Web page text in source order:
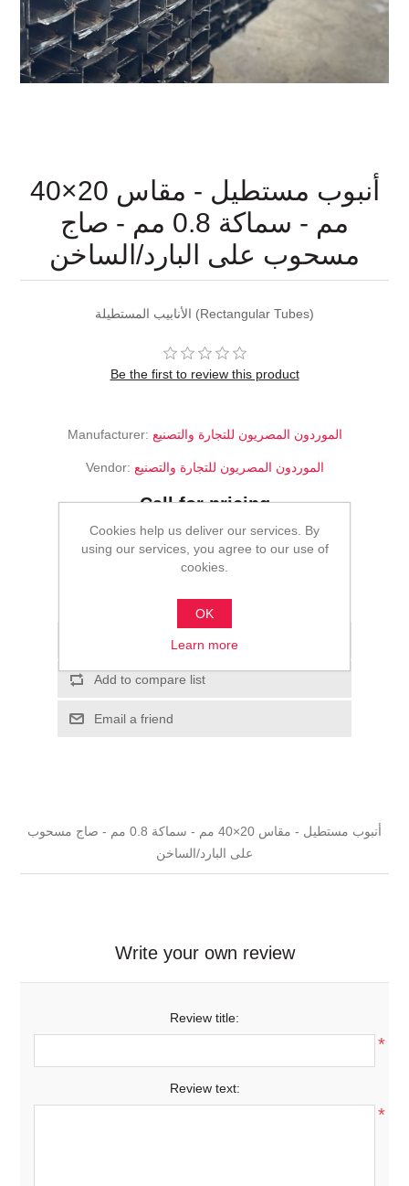
أنبوب مستطيل - مقاس 20×40
مم - سماكة 0.8 مم - صاج
مسحوب على البارد/الساخن
الأنابيب المستطيلة (Rectangular Tubes)
Be the first to review this product
Manufacturer: الموردون المصريون للتجارة والتصنيع
Vendor: الموردون المصريون للتجارة والتصنيع
Call for pricing
ADD TO CART
Please select the address you want to ship to
Add to wishlist
Add to compare list
Email a friend
أنبوب مستطيل - مقاس 20×40 مم - سماكة 0.8 مم - صاج مسحوب
على البارد/الساخن
Write your own review
Review title:
*
Review text:
*
Cookies help us deliver our services. By
using our services, you agree to our use of
cookies.
OK
Learn more